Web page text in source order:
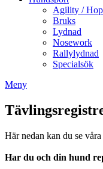
Agility /
Bruks
Lydnad
Nosework
Rallylydnad
Specialsök
Meny
Här nedan kan du se
Har du och din hund